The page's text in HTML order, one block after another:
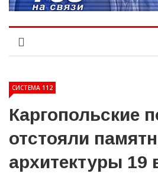
СИСТЕМА 112
Каргопольские
отстояли
архитектуры 19